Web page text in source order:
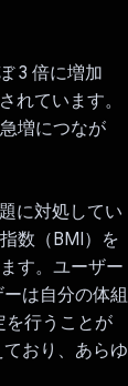
3 倍に増加
れています。
増につなが
に対処してい
数（BMI）を
す。ユーザー
は自分の体組
を行うことが
おり、あらゆ